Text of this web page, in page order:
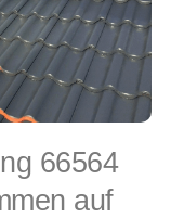
66564
auf